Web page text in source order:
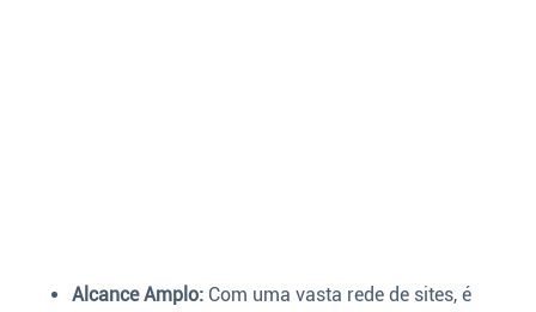
Alcance Amplo: Com uma vasta rede de sites, é